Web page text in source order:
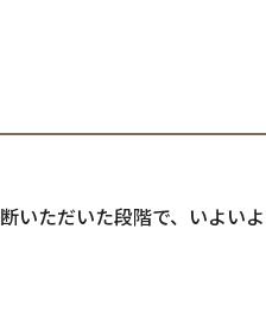
いただいた段階で、いよいよ